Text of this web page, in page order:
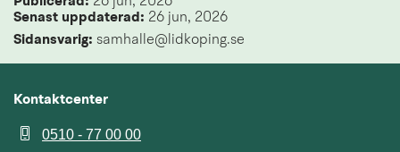
Senast uppdaterad: 26 jun, 2026
Sidansvarig: samhalle@lidkoping.se
Kontaktcenter
0510 - 77 00 00